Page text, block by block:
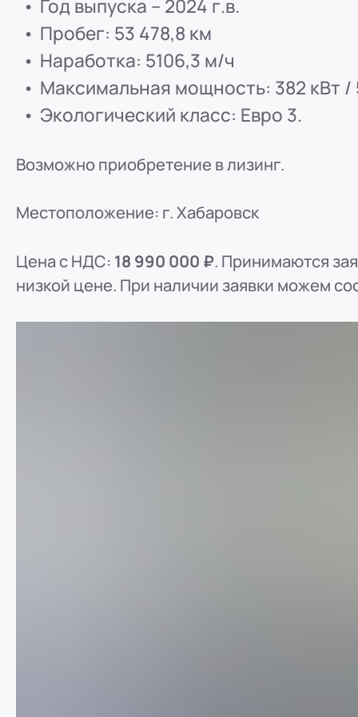
ООО "ПР-Лизинг"
РоссияПенза
8 (800) 250-25-31 (вн. 153) mail@pr-liz.ru
ООО "ПР-Лизинг"
РоссияОмск
ООО "ПР-Лизинг"
8 (800) 250-25-31 (вн. 153)mail@pr-liz.ru
Год выпуска – 2024 г.в.
Пробег: 53 478,8 км
Наработка: 5106,3 м/ч
Максимальная мощность: 382 кВт /
Экологический класс: Евро 3.
Возможно приобретение в лизинг.
Местоположение: г. Хабаровск
Цена с НДС: 18 990 000 ₽. Принимаются
низкой цене. При наличии заявки можем